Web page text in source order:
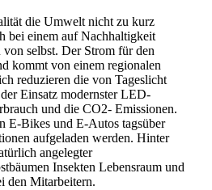
die Umwelt nicht zu kurz
bei einem auf Nachhaltigkeit
von selbst. Der Strom für den
kommt von einem regionalen
reduzieren die von Tageslicht
Einsatz modernster LED-
und die CO2- Emissionen.
E-Bikes und E-Autos tagsüber
aufgeladen werden. Hinter
angelegter
Insekten Lebensraum und
den Mitarbeitern.